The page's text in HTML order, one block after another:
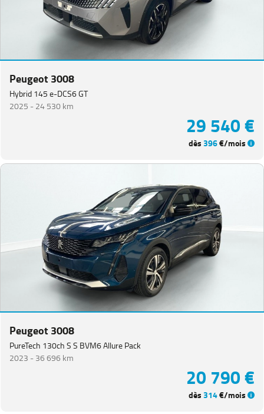
Peugeot 3008
Hybrid 145 e-DCS6 GT
2025 -24 530 km
29 540 €
dès396€/mois
Peugeot 3008
PureTech 130ch S S BVM6 Allure Pack
2023 -36 696 km
20 790 €
dès314€/mois